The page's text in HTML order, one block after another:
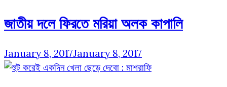
জাতীয় দলে ফিরতে মরিয়া অলক কাপালি
January 8, 2017January 8, 2017